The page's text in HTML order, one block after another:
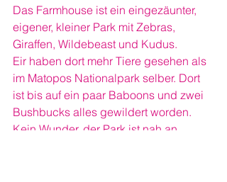
Das Farmhouse ist ein eingezäunter,
eigener, kleiner Park mit Zebras,
Giraffen, Wildebeast und Kudus.
Eir haben dort mehr Tiere gesehen als
im Matopos Nationalpark selber. Dort
ist bis auf ein paar Baboons und zwei
Bushbucks alles gewildert worden.
Kein Wunder, der Park ist nah an